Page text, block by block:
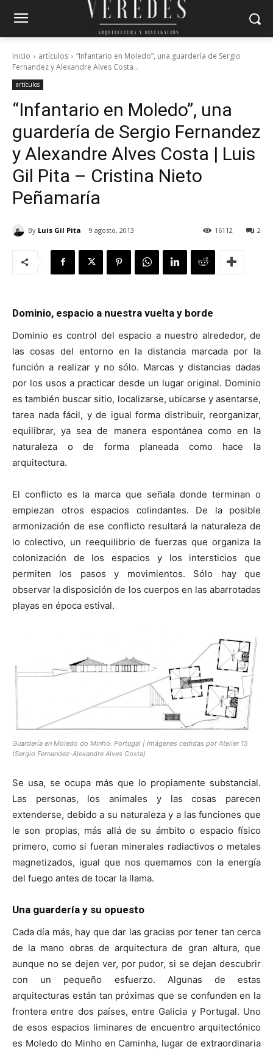
Inicio artículos
“Infantario en Moledo”, una guardería de Sergio
Fernandez y Alexandre Alves Costa...
artículos
“Infantario en Moledo”, una
guardería de Sergio Fernandez
y Alexandre Alves Costa | Luis
Gil Pita – Cristina Nieto
Peñamaría
By Luis Gil Pita 9 agosto, 2013 2
16112
Dominio, espacio a nuestra vuelta y borde
Dominio es control del espacio a nuestro alrededor, de
las cosas del entorno en la distancia marcada por la
función a realizar y no sólo. Marcas y distancias dadas
por los usos a practicar desde un lugar original. Dominio
es también buscar sitio, localizarse, ubicarse y asentarse,
tarea nada fácil, y de igual forma distribuir, reorganizar,
equilibrar, ya sea de manera espontánea como en la
naturaleza o de forma planeada como hace la
arquitectura.
El conflicto es la marca que señala donde terminan o
empiezan otros espacios colindantes. De la posible
armonización de ese conflicto resultará la naturaleza de
lo colectivo, un reequilibrio de fuerzas que organiza la
colonización de los espacios y los intersticios que
permiten los pasos y movimientos. Sólo hay que
observar la disposición de los cuerpos en las abarrotadas
playas en época estival.
Guardería en Moledo do Minho. Portugal | Imágenes cedidas por Atelier 15
(Sergio Fernandez-Alexandre Alves Costa)
Se usa, se ocupa más que lo propiamente substancial.
Las personas, los animales y las cosas parecen
extenderse, debido a su naturaleza y a las funciones que
le son propias, más allá de su ámbito o espacio físico
primero, como si fueran minerales radiactivos o metales
magnetizados, igual que nos quemamos con la energía
del fuego antes de tocar la llama.
Una guardería y su opuesto
Cada día más, hay que dar las gracias por tener tan cerca
de la mano obras de arquitectura de gran altura, que
aunque no se dejen ver, por pudor, si se dejan descubrir
con un pequeño esfuerzo. Algunas de estas
arquitecturas están tan próximas que se confunden en la
frontera entre dos países, entre Galicia y Portugal. Uno
de esos espacios liminares de encuentro arquitectónico
es Moledo do Minho en Caminha, lugar de extraordinaria